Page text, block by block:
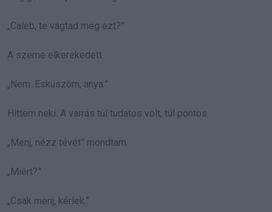
„Caleb, te vágtad meg ezt?”
A szeme elkerekedett.
„Nem. Esküszöm, anya.”
Hittem neki. A varrás túl tudatos volt, túl pontos.
„Menj, nézz tévét” mondtam.
„Miért?”
„Csak menj, kérlek.”